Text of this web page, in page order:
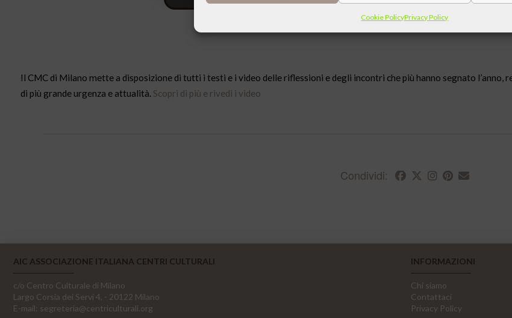
Cookie PolicyPrivacy Policy
Il CMC di Milano mette a disposizione di tutti i testi e i video delle riflessioni e degli incontri che più hanno segnato l’anno,
di più grande urgenza e attualità. Scopri di più e rivedi i video
Condividi:
AIC ASSOCIAZIONE ITALIANA CENTRI CULTURALI
c/o Centro Culturale di Milano
Largo Corsia dei Servi 4, - 20122 Milano
E-mail: segreteria@centriculturali.org
INFORMAZIONI
Chi siamo
Contattaci
Privacy Policy